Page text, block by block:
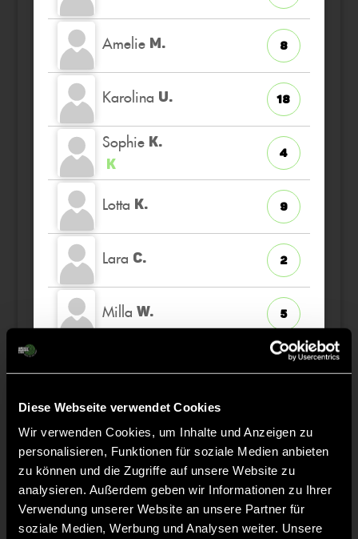
Diese Webseite verwendet Cookies
Wir verwenden Cookies, um Inhalte und Anzeigen zu
personalisieren, Funktionen für soziale Medien anbieten
zu können und die Zugriffe auf unsere Website zu
analysieren. Außerdem geben wir Informationen zu Ihrer
Verwendung unserer Website an unsere Partner für
soziale Medien, Werbung und Analysen weiter. Unsere
Amelie M. 8
Karolina U. 18
Sophie K.
K
4
Lotta K. 9
Lara C. 2
Milla W. 5
Luisa
Jördis-Meta
L.
TW
1